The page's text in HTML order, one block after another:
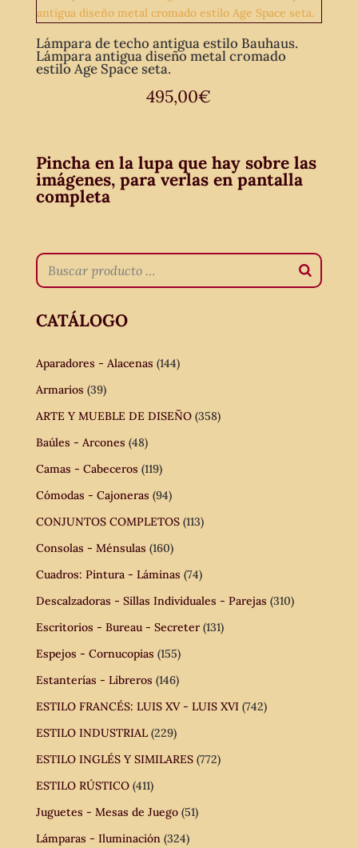
Lámpara de techo antigua estilo Bauhaus.
Lámpara antigua diseño metal cromado
estilo Age Space seta.
495,00€
Pincha en la lupa que hay sobre las
imágenes, para verlas en pantalla
completa
CATÁLOGO
Aparadores - Alacenas (144)
Armarios (39)
ARTE Y MUEBLE DE DISEÑO (358)
Baúles - Arcones (48)
Camas - Cabeceros (119)
Cómodas - Cajoneras (94)
CONJUNTOS COMPLETOS (113)
Consolas - Ménsulas (160)
Cuadros: Pintura - Láminas (74)
Descalzadoras - Sillas Individuales - Parejas (310)
Escritorios - Bureau - Secreter (131)
Espejos - Cornucopias (155)
Estanterías - Libreros (146)
ESTILO FRANCÉS: LUIS XV - LUIS XVI (742)
ESTILO INDUSTRIAL (229)
ESTILO INGLÉS Y SIMILARES (772)
ESTILO RÚSTICO (411)
Juguetes - Mesas de Juego (51)
Lámparas - Iluminación (324)